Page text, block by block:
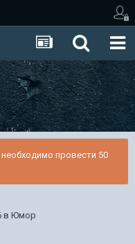
провести 50
в Юмор